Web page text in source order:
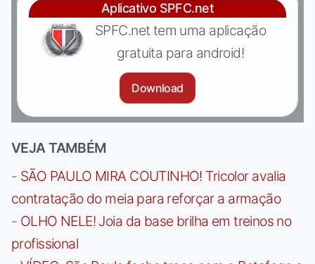
Aplicativo SPFC.net
SPFC.net tem uma aplicação
gratuita para android!
Download
VEJA TAMBÉM
- SÃO PAULO MIRA COUTINHO! Tricolor avalia
contratação do meia para reforçar a armação
- OLHO NELE! Joia da base brilha em treinos no
profissional